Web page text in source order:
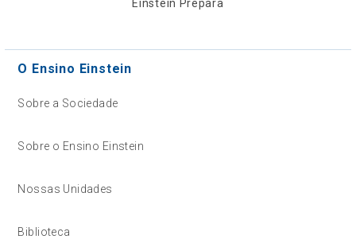
Einstein Prepara
O Ensino Einstein
Sobre a Sociedade
Sobre o Ensino Einstein
Nossas Unidades
Biblioteca